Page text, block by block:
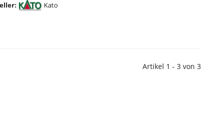
Kato
Artikel 1 - 3 von 3